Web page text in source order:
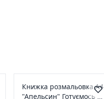
Книжка розмальовка А4
"Апельсин" Готуємось до